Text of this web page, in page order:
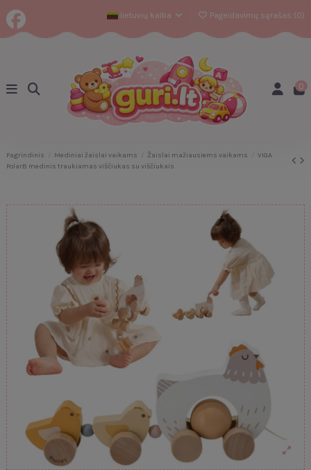
lietuvių kalba Pageidavimų sąrašas (0)
0
Pagrindinis Mediniai žaislai vaikams Žaislai mažiausiems vaikams
VIGA
PolarB medinis traukiamas viščiukas su viščiukais